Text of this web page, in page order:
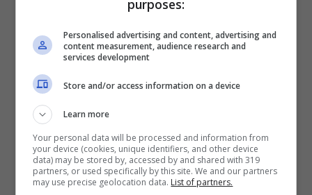
verità. La cosa certa è che la trasmissione
che seguirà in diretta i funerali della sovrana
tanto amata e compianta ha fatto slittare
l’inizi del tanto seguito dating show di Canale
5″Uomini e Donne”. I funerali si svolgeranno
lunedì 19 settembre p.v. alle ore 12:00 italiane
(11 per quelle locali) e saranno seguiti con
uno speciale del TG5 che passerà alla storia.
L’ultima immagine che la Regina Elisabetta II
purposes:
Personalised advertising and content, advertising and
content measurement, audience research and
services development
Store and/or access information on a device
Learn more
Your personal data will be processed and information from
your device (cookies, unique identifiers, and other device
data) may be stored by, accessed by and shared with 319
partners, or used specifically by this site. We and our partners
may use precise geolocation data. List of partners.